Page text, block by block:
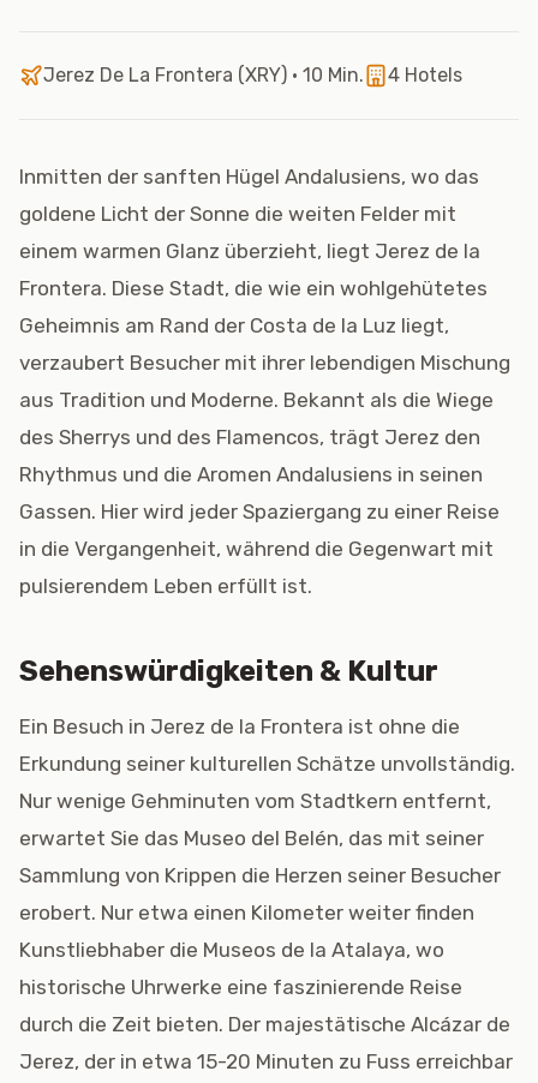
Jerez De La Frontera (XRY) • 10 Min. 4 Hotels
Inmitten der sanften Hügel Andalusiens, wo das
goldene Licht der Sonne die weiten Felder mit
einem warmen Glanz überzieht, liegt Jerez de la
Frontera. Diese Stadt, die wie ein wohlgehütetes
Geheimnis am Rand der Costa de la Luz liegt,
verzaubert Besucher mit ihrer lebendigen Mischung
aus Tradition und Moderne. Bekannt als die Wiege
des Sherrys und des Flamencos, trägt Jerez den
Rhythmus und die Aromen Andalusiens in seinen
Gassen. Hier wird jeder Spaziergang zu einer Reise
in die Vergangenheit, während die Gegenwart mit
pulsierendem Leben erfüllt ist.
Sehenswürdigkeiten & Kultur
Ein Besuch in Jerez de la Frontera ist ohne die
Erkundung seiner kulturellen Schätze unvollständig.
Nur wenige Gehminuten vom Stadtkern entfernt,
erwartet Sie das Museo del Belén, das mit seiner
Sammlung von Krippen die Herzen seiner Besucher
erobert. Nur etwa einen Kilometer weiter finden
Kunstliebhaber die Museos de la Atalaya, wo
historische Uhrwerke eine faszinierende Reise
durch die Zeit bieten. Der majestätische Alcázar de
Jerez, der in etwa 15-20 Minuten zu Fuss erreichbar